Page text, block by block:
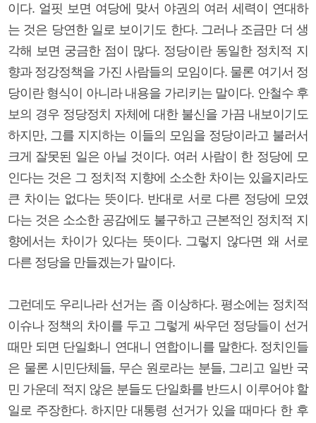
이다. 얼핏 보면 여당에 맞서 야권의 여러 세력이 연대하
는 것은 당연한 일로 보이기도 한다. 그러나 조금만 더 생
각해 보면 궁금한 점이 많다. 정당이란 동일한 정치적 지
향과 정강정책을 가진 사람들의 모임이다. 물론 여기서 정
당이란 형식이 아니라 내용을 가리키는 말이다. 안철수 후
보의 경우 정당정치 자체에 대한 불신을 가끔 내보이기도
하지만, 그를 지지하는 이들의 모임을 정당이라고 불러서
크게 잘못된 일은 아닐 것이다. 여러 사람이 한 정당에 모
인다는 것은 그 정치적 지향에 소소한 차이는 있을지라도
큰 차이는 없다는 뜻이다. 반대로 서로 다른 정당에 모였
다는 것은 소소한 공감에도 불구하고 근본적인 정치적 지
향에서는 차이가 있다는 뜻이다. 그렇지 않다면 왜 서로
다른 정당을 만들겠는가 말이다.
그런데도 우리나라 선거는 좀 이상하다. 평소에는 정치적
이슈나 정책의 차이를 두고 그렇게 싸우던 정당들이 선거
때만 되면 단일화니 연대니 연합이니를 말한다. 정치인들
은 물론 시민단체들, 무슨 원로라는 분들, 그리고 일반 국
민 가운데 적지 않은 분들도 단일화를 반드시 이루어야 할
일로 주장한다. 하지만 대통령 선거가 있을 때마다 한 후